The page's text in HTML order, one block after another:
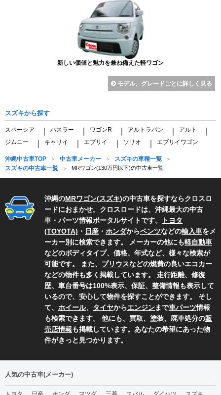
新しい価値と魅力を兼ね備えた軽ワゴン
モデル、グレードごとに詳しく見る
スズキから探す
スペーシア ハスラー ワゴンR アルトラパン アルト
ジムニー キャリイ エブリイ ソリオ エブリイワゴン
沖縄中古車TOP 中古車メーカー
スズキの車種一覧
スズキの中古車一覧
MRワゴン(130万円以下)の中古車一覧
沖縄のMRワゴン(スズキ)の中古車を探すならクロスロ
ードにおまかせ。クロスロードは、沖縄最大の中古
車・パーツ情報ポータルサイトです。
トヨタ
(TOYOTA) ・ 日産 ・ ホンダからベンツなどの輸入車をメ
ーカー別に検索できます。 メーカーの他にも軽自動車
などのボディタイプ、価格、年式など、様々な検索が
可能です。 また、 プリウスなどの燃費の良いエコカー
などの物件も多く掲載しています。 走行距離、修復
歴、車台番号は100%表示、保証、整備情報も表示して
いるので、安心して物件を探すことができます。 そし
て、 ホイール、 タイヤからエンジンまで車パーツ情報
も検索できます。 他にも、買取、塗装、廃車処分の販
売店情報も掲載しています。あなたの希望にあった物
件がきっと見つかります。
人気の中古車(メーカー)